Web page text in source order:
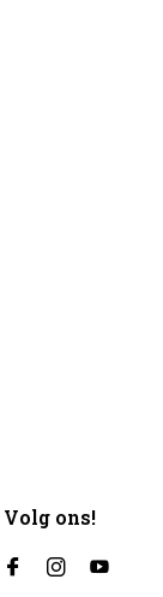
Volg ons!